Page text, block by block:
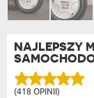
NAJLEPSZY
(418 OPINII)